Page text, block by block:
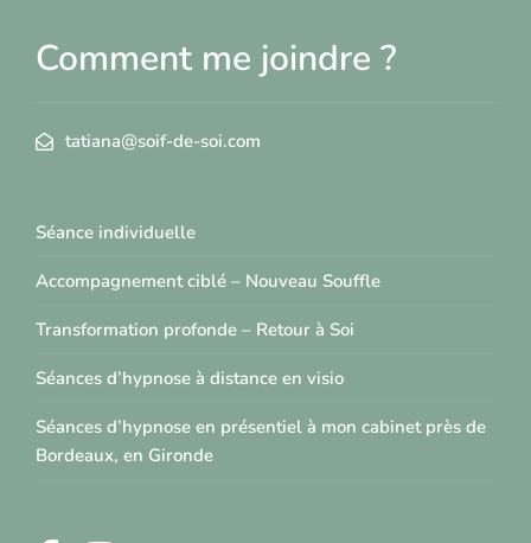
Comment me joindre ?
tatiana@soif-de-soi.com
Séance individuelle
Accompagnement ciblé – Nouveau Souffle
Transformation profonde – Retour à Soi
Séances d’hypnose à distance en visio
Séances d’hypnose en présentiel à mon cabinet près de
Bordeaux, en Gironde